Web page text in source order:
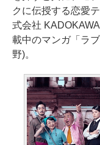
クに伝授する恋愛
式会社
載中のマンガ「ラ
野)。